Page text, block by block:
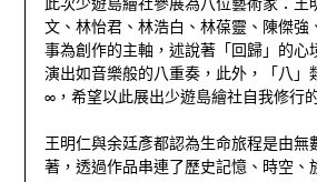
文、林怡君、林浩白、林葆靈、陳傑強
事為創作的主軸，述說著「回歸」的心
演出如音樂般的八重奏，此外，「八」
∞，希望以此展出少遊島繪社自我修行
王明仁與余廷彥都認為生命旅程是由無
著，透過作品串連了歷史記憶、時空、